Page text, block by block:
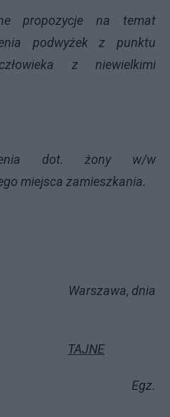
propozycje na temat
podwyżek z punktu
z niewielkimi
dot. żony w/w
miejsca zamieszkania.
dnia
TAJNE